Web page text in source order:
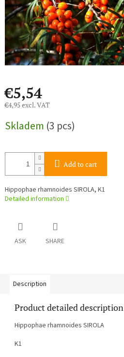
€5,54
€4,95 excl. VAT
price:
Skladem (3 pcs)
Add to cart
Hippophae rhamnoides SIROLA, K1
Detailed information
ASK SHARE
Description
Product detailed description
Hippophae rhamnoides SIROLA
K1